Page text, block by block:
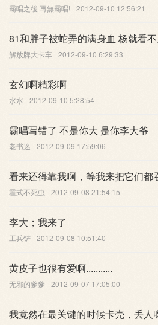
霸唱之後 再無霸唱! 2012-09-10 12:56:21
81和胖子被蛇弄的满身血 杨就看
解放牌大卡车 2012-09-10 6:29:33
玄幻啊精彩啊
水水 2012-09-10 5:28:54
霸唱写错了 不是你大 是你李大爷
老书迷 2012-09-09 17:59:06
看来还得靠我啊，等我来把它们都
霍式不死虫 2012-09-08 21:54:15
李大；我来了
工兵铲 2012-09-08 10:51:40
黄皮子也很有爱啊...........
无邪的爹爹 2012-09-07 17:05:00
我竟然在最关键的时候卡壳，丢人